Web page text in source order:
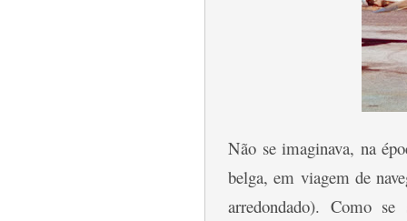
Não se imaginava, na
belga, em viagem de
arredondado). Como